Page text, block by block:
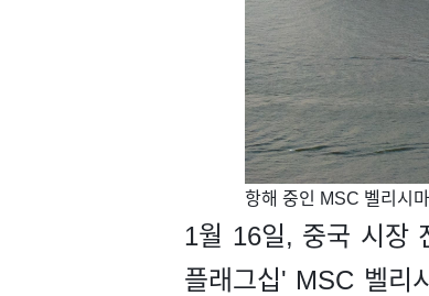
항해 중인 MSC 벨리시
1월 16일, 중국 시장
플래그십' MSC 벨리